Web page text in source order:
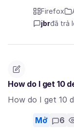
Firefox
jbrđã trả
How do I get 10
How do I get 10
Mở 6